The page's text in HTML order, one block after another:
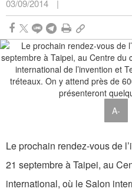
03/09/2014 |
A-
Le prochain rendez-vous de
21 septembre à Taipei, au
international, où le Salon